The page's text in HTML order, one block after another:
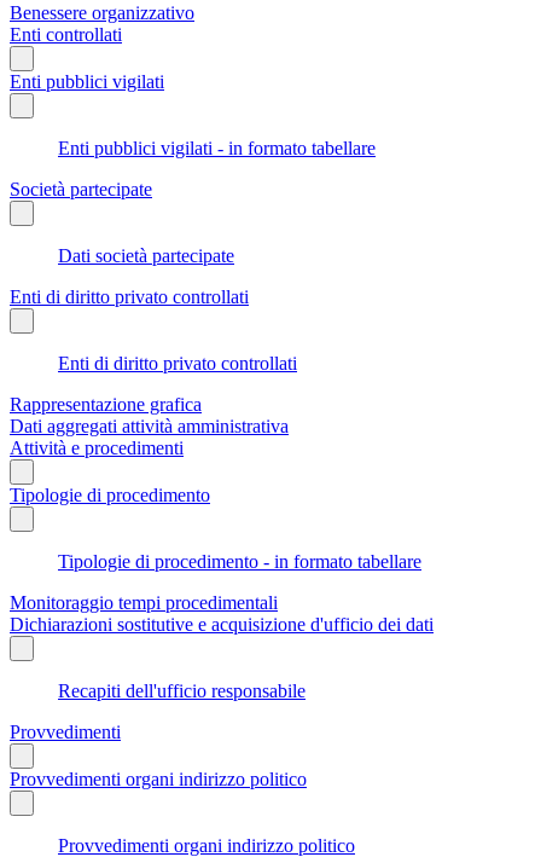
Benessere organizzativo
Enti controllati
Enti pubblici vigilati
Enti pubblici vigilati - in formato tabellare
Società partecipate
Dati società partecipate
Enti di diritto privato controllati
Enti di diritto privato controllati
Rappresentazione grafica
Dati aggregati attività amministrativa
Attività e procedimenti
Tipologie di procedimento
Tipologie di procedimento - in formato tabellare
Monitoraggio tempi procedimentali
Dichiarazioni sostitutive e acquisizione d'ufficio dei dati
Recapiti dell'ufficio responsabile
Provvedimenti
Provvedimenti organi indirizzo politico
Provvedimenti organi indirizzo politico